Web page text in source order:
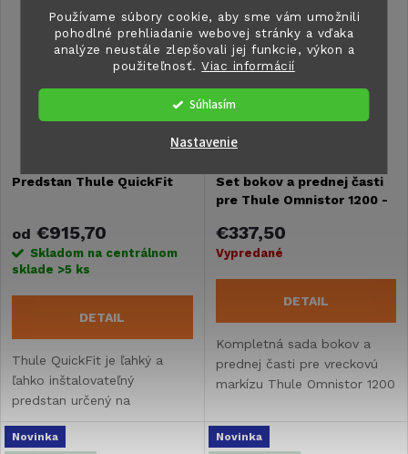
Používame súbory cookie, aby sme vám umožnili
pohodlné prehliadanie webovej stránky a vďaka
analýze neustále zlepšovali jej funkcie, výkon a
použiteľnosť.Viac informácií
Súhlasím
Nastavenie
Predstan Thule QuickFit
od €915,70
Skladom na centrálnom
sklade >5 ks
DETAIL
Thule QuickFit je ľahký a
ľahko inštalovateľný
predstan určený na
Pripravujeme
Set bokov a prednej časti
pre Thule Omnistor 1200 -
€337,50
Vypredané
DETAIL
Kompletná sada bokov a
prednej časti pre vreckovú
markízu Thule Omnistor 1200
Novinka
Novinka